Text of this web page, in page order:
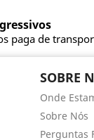
paga de
SOBRE
Onde
Sobre Nós
Perguntas